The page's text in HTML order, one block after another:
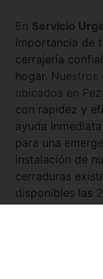
En Servicio
importancia de
cerrajería
hogar. Nuestros
ubicados en
con rapidez y
ayuda
para una
instalación de
cerraduras
disponibles las
semana. Con